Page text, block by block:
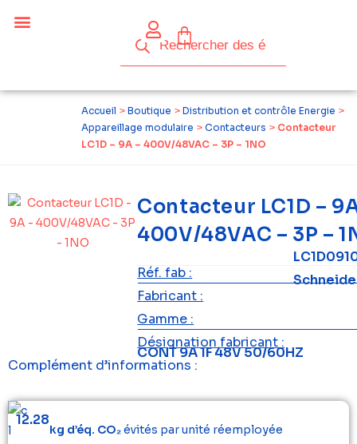
Accueil > Boutique > Distribution et contrôle Energie >
Appareillage modulaire > Contacteurs > Contacteur
LC1D – 9A – 400V/48VAC – 3P – 1NO
Contacteur LC1D –
400V/48VAC – 3P –
Réf. fab :
Fabricant :
Gamme :
Désignation fabricant :
CONT 9A 1F 48V 50/60HZ
Complément d’informations :
12.28
kg d’éq. CO₂évités par unité réemployée